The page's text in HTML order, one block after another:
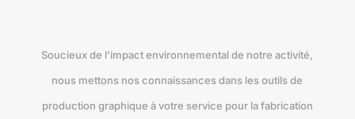
Soucieux de l'impact environnemental de notre activité,
nous mettons nos connaissances dans les outils de
production graphique à votre service pour la fabrication